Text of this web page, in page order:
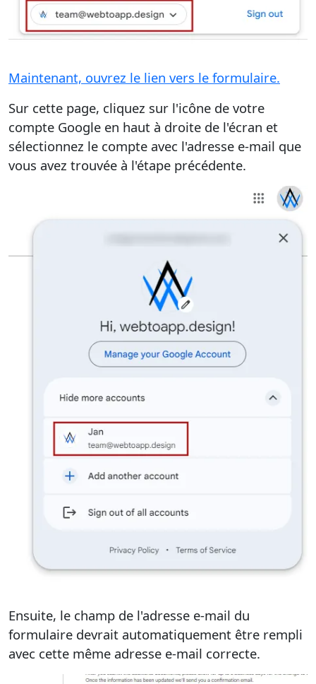
Maintenant, ouvrez le lien vers le formulaire.
Sur cette page, cliquez sur l'icône de votre
compte Google en haut à droite de l'écran et
sélectionnez le compte avec l'adresse e-mail que
vous avez trouvée à l'étape précédente.
Ensuite, le champ de l'adresse e-mail du
formulaire devrait automatiquement être rempli
avec cette même adresse e-mail correcte.